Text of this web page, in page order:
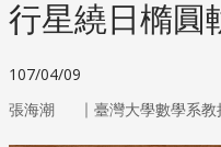
行星繞日橢圓
107/04/09
張海潮 ｜ 臺灣大學數學系教